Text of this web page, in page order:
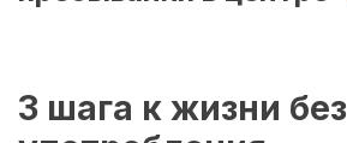
3 шага к жизни без